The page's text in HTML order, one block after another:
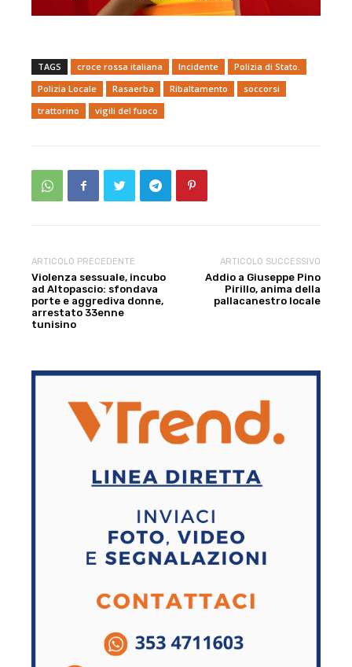
TAGS croce rossa italiana Incidente
Polizia di Stato.
Polizia Locale
Rasaerba Ribaltamento
soccorsi
trattorino
vigili del fuoco
ARTICOLO PRECEDENTE
Violenza sessuale, incubo
ad Altopascio: sfondava
porte e aggrediva donne,
arrestato 33enne
tunisino
ARTICOLO SUCCESSIVO
Addio a Giuseppe Pino
Pirillo, anima della
pallacanestro locale